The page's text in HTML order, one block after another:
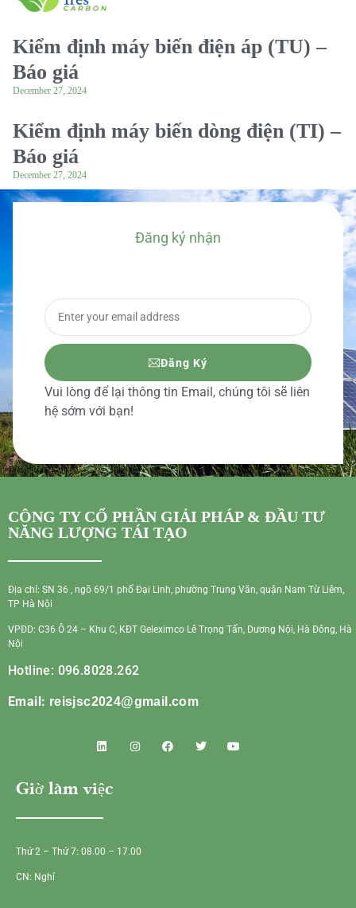
Kiểm định máy biến điện áp (TU) –
Báo giá
December 27, 2024
Kiểm định máy biến dòng điện (TI) –
Báo giá
December 27, 2024
Đăng ký nhận
Đăng Ký
Vui lòng để lại thông tin Email, chúng tôi sẽ liên
hệ sớm với bạn!
CÔNG TY CỔ PHẦN GIẢI PHÁP & ĐẦU TƯ
NĂNG LƯỢNG TÁI TẠO
Địa chỉ: SN 36 , ngõ 69/1 phố Đại Linh, phường Trung Văn, quận Nam Từ Liêm,
TP Hà Nội
VPĐD: C36 Ô 24 – Khu C, KĐT Geleximco Lê Trọng Tấn, Dương Nội, Hà Đông, Hà
Nội
Hotline: 096.8028.262
Email: reisjsc2024@gmail.com
Giờ làm việc
Thứ 2 – Thứ 7: 08.00 – 17.00
CN: Nghỉ